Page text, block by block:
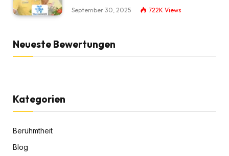
September 30, 2025 722K Views
Neueste Bewertungen
Kategorien
Berühmtheit
Blog